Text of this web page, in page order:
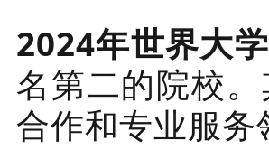
2024年世界大
名第二的院校
合作和专业服